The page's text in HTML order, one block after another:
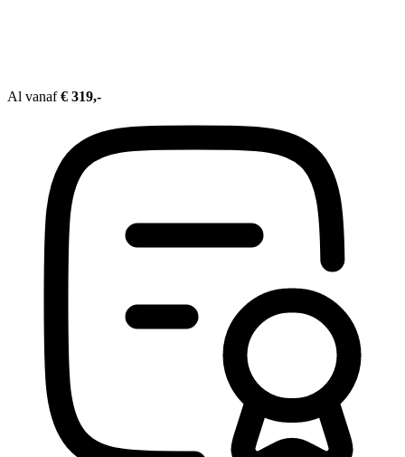
Al vanaf€ 319,-